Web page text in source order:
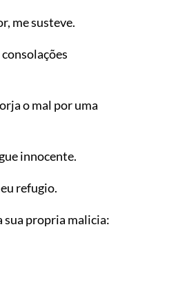
me susteve.
o mal por uma
innocente.
refugio.
sua propria malicia: